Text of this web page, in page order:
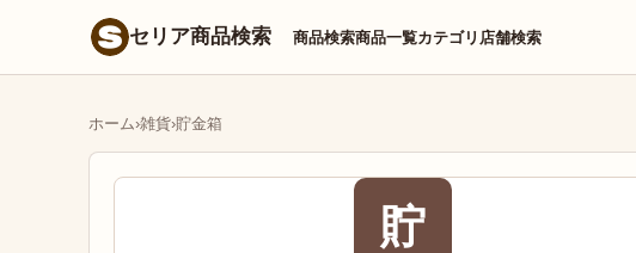
セリア商品検索 商品検索商品一覧カテゴリ 店舗検索
ホーム›雑貨›貯金箱
貯